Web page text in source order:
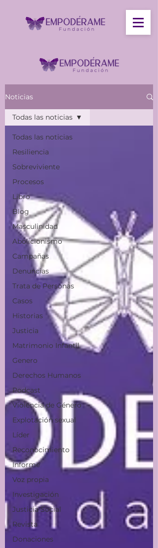
Noticias
Todas las noticias
Resiliencia
Sobreviviente
Procesos
Libro
Blog
Masculinidad
Abolicionismo
Campañas
Denuncias
Trata de Personas
Casos
Historias
Justicia
Matrimonio Infantil
Genero
Derechos Humanos
Podcast
Violencia de Género
Explotación sexual
Líder
Reconocimiento
Informe
Voz propia
Investigación
Justicia Social
Revista
Donaciones
Todas las noticias